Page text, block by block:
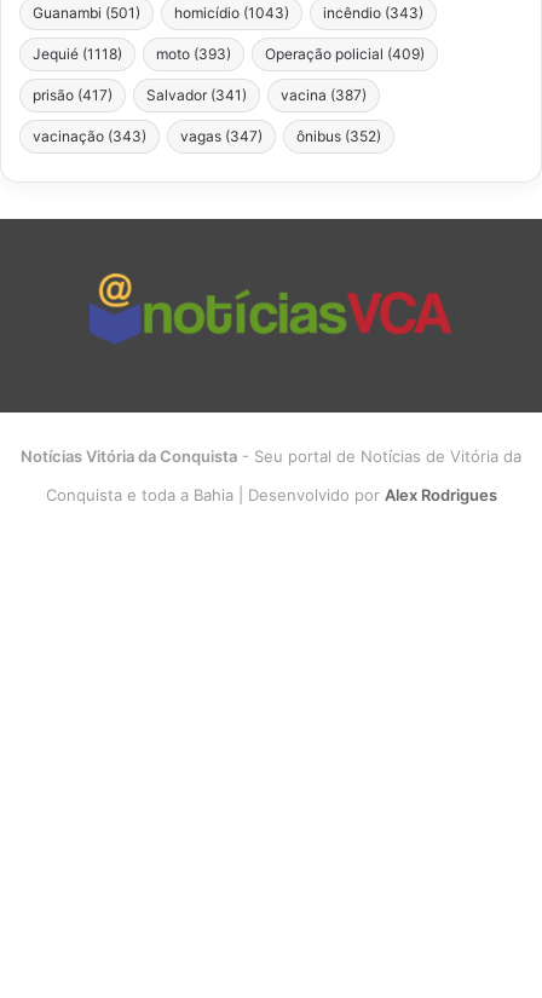
Guanambi (501) homicídio (1043) incêndio (343)
Jequié (1118) moto (393) Operação policial (409)
prisão (417) Salvador (341) vacina (387)
vacinação (343) vagas (347) ônibus (352)
Notícias Vitória da Conquista - Seu portal de Notícias de Vitória da
Conquista e toda a Bahia | Desenvolvido por Alex Rodrigues